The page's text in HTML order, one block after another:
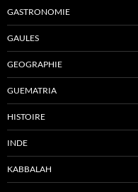
GASTRONOMIE
GAULES
GEOGRAPHIE
GUEMATRIA
HISTOIRE
INDE
KABBALAH